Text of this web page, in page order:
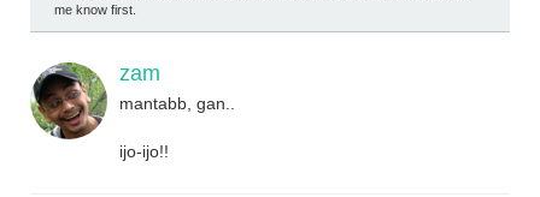
me know first.
zam
mantabb, gan..
ijo-ijo!!